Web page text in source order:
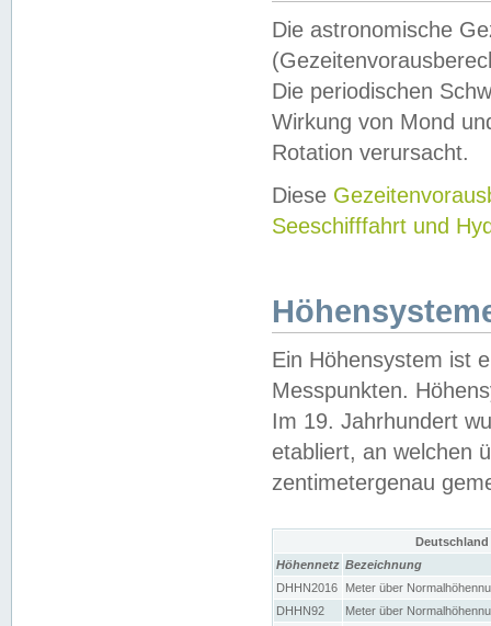
Die astronomische
Die periodischen
Wirkung von Mond
Rotation verursacht.
Diese
Seeschifffahrt und
Ein Höhensystem ist
Messpunkten.
Im 19. Jahrhundert
etabliert, an welchen
zentimetergenau
Höhennetz Bezeichnung
DHHN2016
Meter über
DHHN92
Meter über